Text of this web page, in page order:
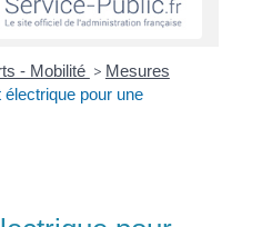
- Mobilité > Mesures
pour une